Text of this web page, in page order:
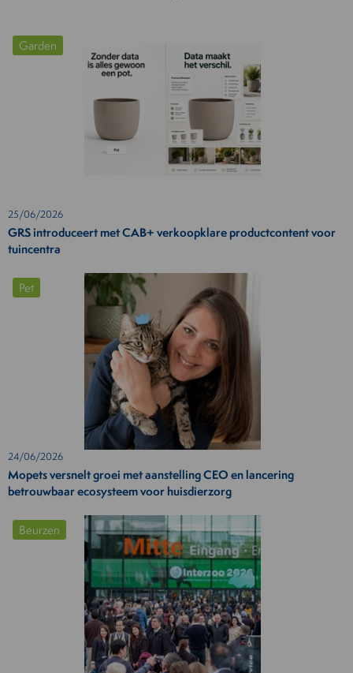
Garden
25/06/2026
GRS introduceert met CAB+ verkoopklare productcontent voor
tuincentra
Pet
24/06/2026
Mopets versnelt groei met aanstelling CEO en lancering
betrouwbaar ecosysteem voor huisdierzorg
Beurzen